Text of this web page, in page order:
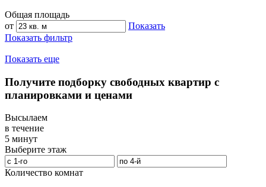
Общая площадь
от
Показать
Показать фильтр
Показать еще
Получите подборку свободных квартир с
планировками и ценами
Высылаем
в течение
5 минут
Выберите этаж
Количество комнат